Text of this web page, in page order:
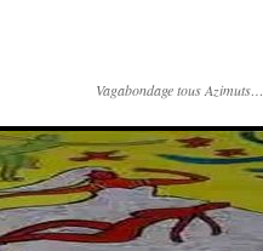
Vagabondage tous Azimuts…